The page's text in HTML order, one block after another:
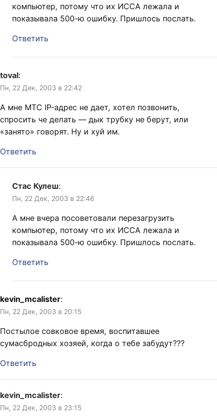
компьютер, потому что их ИССА лежала и
показывала 500-ю ошибку. Пришлось послать.
Ответить
toval:
Пн, 22 Дек, 2003 в 22:42
А мне МТС IP-адрес не дает, хотел позвонить,
спросить че делать — дык трубку не берут, или
«занято» говорят. Ну и хуй им.
Ответить
Стас Кулеш:
Пн, 22 Дек, 2003 в 22:46
А мне вчера посоветовали перезагрузить
компьютер, потому что их ИССА лежала и
показывала 500-ю ошибку. Пришлось послать.
Ответить
kevin_mcalister:
Пн, 22 Дек, 2003 в 20:15
Постылое совковое время, воспитавшее
сумасбродных хозяей, когда о тебе забудут???
Ответить
kevin_mcalister:
Пн, 22 Дек, 2003 в 23:15